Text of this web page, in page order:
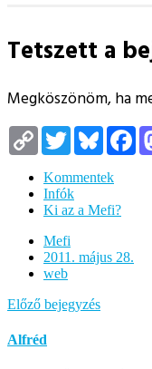
Tetszett a
Megköszönöm, ha
Copy
Link
Twitter
Kommentek
Infók
Ki az a Mefi?
Mefi
2011. május 28.
web
Előző bejegyzés
Alfréd